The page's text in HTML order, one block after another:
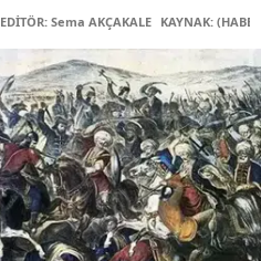
EDİTÖR: Sema AKÇAKALE KAYNAK: